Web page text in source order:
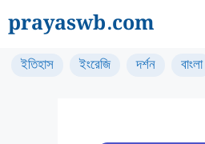
to
content
prayaswb.com
ইতিহাস ইংরেজি দর্শন বাংলা